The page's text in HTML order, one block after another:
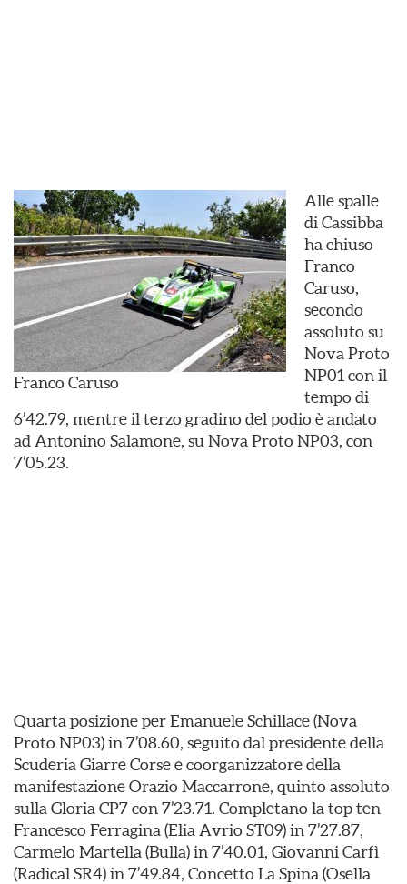
Franco Caruso
Alle spalle
di Cassibba
ha chiuso
Franco
Caruso,
secondo
assoluto su
Nova Proto
NP01 con il
tempo di
6’42.79, mentre il terzo gradino del podio è andato
ad Antonino Salamone, su Nova Proto NP03, con
7’05.23.
Quarta posizione per Emanuele Schillace (Nova
Proto NP03) in 7’08.60, seguito dal presidente della
Scuderia Giarre Corse e coorganizzatore della
manifestazione Orazio Maccarrone, quinto assoluto
sulla Gloria CP7 con 7’23.71. Completano la top ten
Francesco Ferragina (Elia Avrio ST09) in 7’27.87,
Carmelo Martella (Bulla) in 7’40.01, Giovanni Carfì
(Radical SR4) in 7’49.84, Concetto La Spina (Osella